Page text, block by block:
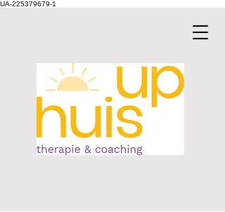
UA-225379679-1